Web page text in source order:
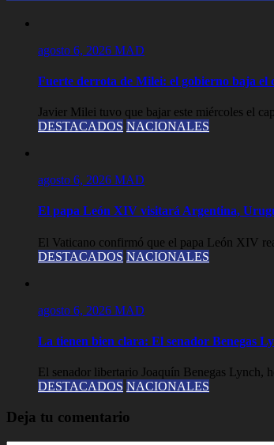
agosto 6, 2026 MAD
Fuerte derrota de Milei: el gobierno baja
Javier Milei tuvo que bajar este miércoles el
DESTACADOS NACIONALES
agosto 6, 2026 MAD
El papa León XIV visitará Argentina,
El Vaticano confirmó que el papa León XIV
DESTACADOS NACIONALES
agosto 6, 2026 MAD
La tienen bien clara: El senador Benegas
El senador libertario Joaquín Benegas Lynch,
DESTACADOS NACIONALES
Deja tu comentario